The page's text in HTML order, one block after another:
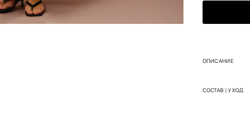
ОПИСАНИЕ
СОСТАВ | УХОД